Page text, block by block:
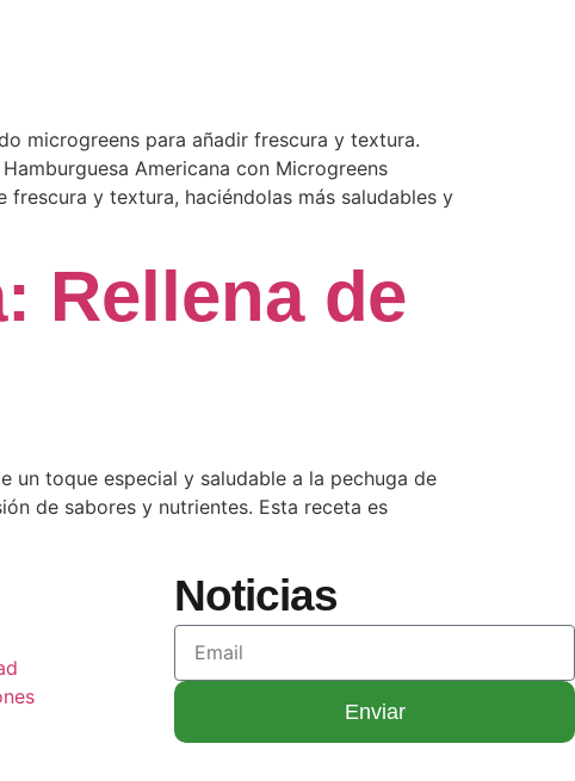
microgreens para añadir frescura y textura.
Americana con Microgreens
frescura y textura, haciéndolas más saludables y
Rellena de
un toque especial y saludable a la pechuga de
de sabores y nutrientes. Esta receta es
Noticias
Enviar